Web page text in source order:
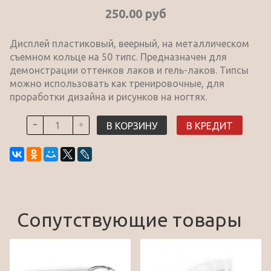
250.00 руб
Дисплей пластиковый, веерный, на металлическом
съемном кольце на 50 типс. Предназначен для
демонстрации оттенков лаков и гель-лаков. Типсы
можно использовать как тренировочные, для
проработки дизайна и рисунков на ногтях.
В КОРЗИНУ В КРЕДИТ
Сопутствующие товары